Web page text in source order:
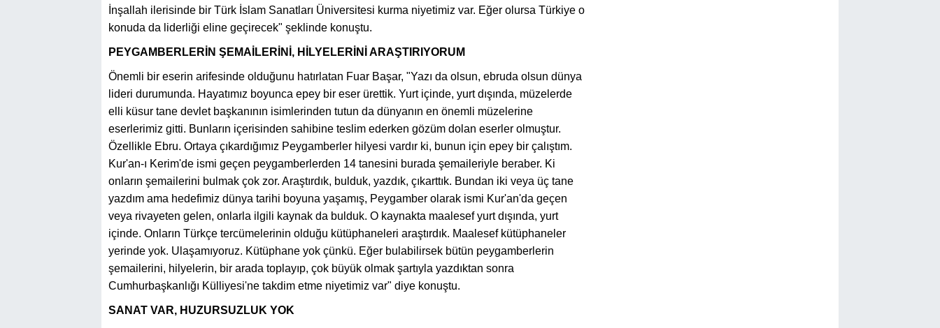
İnşallah ilerisinde bir Türk İslam Sanatları Üniversitesi kurma niyetimiz var. Eğer olursa Türkiye o
konuda da liderliği eline geçirecek" şeklinde konuştu.
PEYGAMBERLERİN ŞEMAİLERİNİ, HİLYELERİNİ ARAŞTIRIYORUM
Önemli bir eserin arifesinde olduğunu hatırlatan Fuar Başar, "Yazı da olsun, ebruda olsun dünya
lideri durumunda. Hayatımız boyunca epey bir eser ürettik. Yurt içinde, yurt dışında, müzelerde
elli küsur tane devlet başkanının isimlerinden tutun da dünyanın en önemli müzelerine
eserlerimiz gitti. Bunların içerisinden sahibine teslim ederken gözüm dolan eserler olmuştur.
Özellikle Ebru. Ortaya çıkardığımız Peygamberler hilyesi vardır ki, bunun için epey bir çalıştım.
Kur'an-ı Kerim'de ismi geçen peygamberlerden 14 tanesini burada şemaileriyle beraber. Ki
onların şemailerini bulmak çok zor. Araştırdık, bulduk, yazdık, çıkarttık. Bundan iki veya üç tane
yazdım ama hedefimiz dünya tarihi boyuna yaşamış, Peygamber olarak ismi Kur'an'da geçen
veya rivayeten gelen, onlarla ilgili kaynak da bulduk. O kaynakta maalesef yurt dışında, yurt
içinde. Onların Türkçe tercümelerinin olduğu kütüphaneleri araştırdık. Maalesef kütüphaneler
yerinde yok. Ulaşamıyoruz. Kütüphane yok çünkü. Eğer bulabilirsek bütün peygamberlerin
şemailerini, hilyelerin, bir arada toplayıp, çok büyük olmak şartıyla yazdıktan sonra
Cumhurbaşkanlığı Külliyesi'ne takdim etme niyetimiz var" diye konuştu.
SANAT VAR, HUZURSUZLUK YOK